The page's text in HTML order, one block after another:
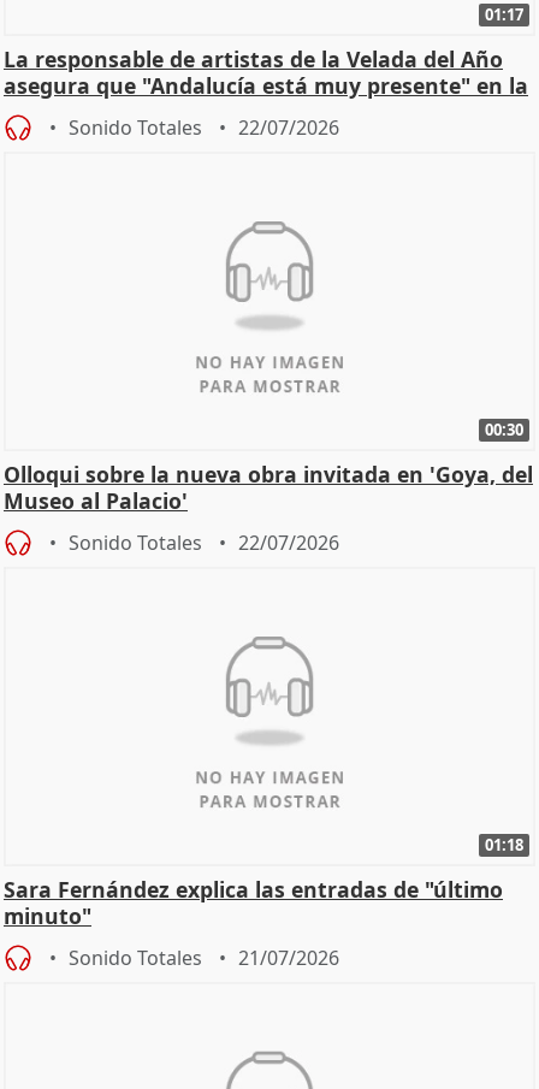
01:17
La responsable de artistas de la Velada del Año
asegura que "Andalucía está muy presente" en la
cita
Sonido Totales 22/07/2026
00:30
Olloqui sobre la nueva obra invitada en 'Goya, del
Museo al Palacio'
Sonido Totales 22/07/2026
01:18
Sara Fernández explica las entradas de "último
minuto"
Sonido Totales 21/07/2026